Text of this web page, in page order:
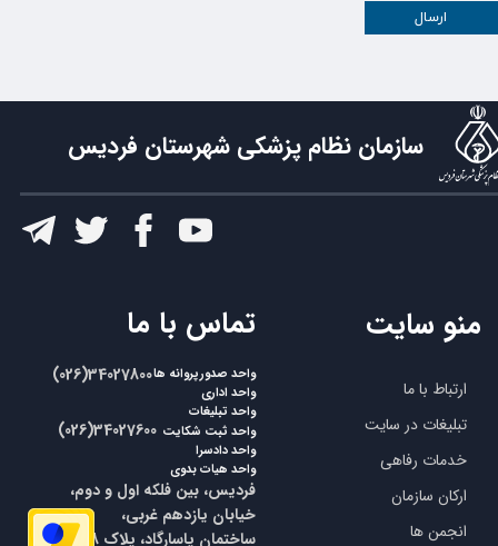
ارسال
سازمان نظام پزشکی شهرستان فردیس
ارتباط با ما
تبلیغات در سایت
خدمات رفاهی
ارکان سازمان
انجمن ها
منو سایت ​تماس با ما
​​(026)34027800
​​(026)34027600
واحد صدورپروانه ها
واحد اداری
واحد تبلیغات
واحد ثبت شکایت
واحد دادسرا
واحد هیات بدوی
فردیس، بین فلکه اول و دوم،
خیابان یازدهم غربی،